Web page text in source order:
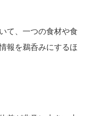
て、一つの食材や食
報を鵜呑みにするほ